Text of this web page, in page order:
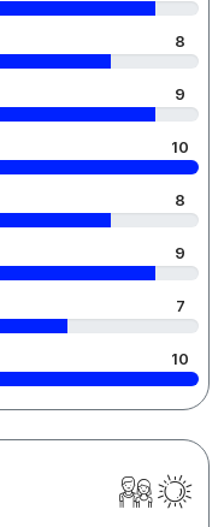
8
9
10
8
9
7
10